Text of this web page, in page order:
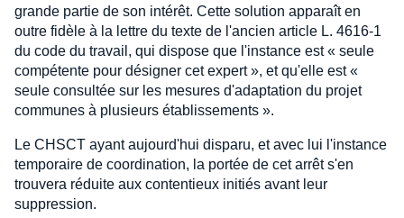
grande partie de son intérêt. Cette solution apparaît en
outre fidèle à la lettre du texte de l'ancien article L. 4616-1
du code du travail, qui dispose que l'instance est « seule
compétente pour désigner cet expert », et qu'elle est «
seule consultée sur les mesures d'adaptation du projet
communes à plusieurs établissements ».
Le CHSCT ayant aujourd'hui disparu, et avec lui l'instance
temporaire de coordination, la portée de cet arrêt s'en
trouvera réduite aux contentieux initiés avant leur
suppression.